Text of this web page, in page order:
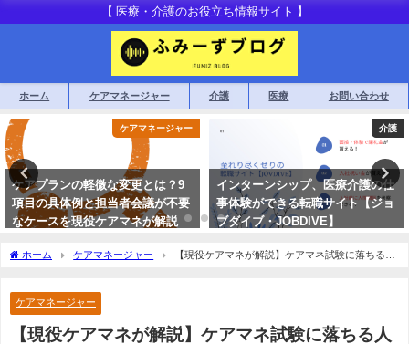
【 医療・介護のお役立ち情報サイト 】
ホーム ケアマネージャー 介護 医療 お問い合わせ
ケアマネージャー
ケアプランの軽微な変更とは？9
項目の具体例と担当者会議が不要
なケースを現役ケアマネが解説
介護
インターンシップ、医療介護の仕
事体験ができる転職サイト【ジョ
ブダイブ・JOBDIVE】
ホーム ケアマネージャー
【現役ケアマネが解説】ケアマネ試験に落ちる人
ケアマネージャー
【現役ケアマネが解説】ケアマネ試験に落ちる人